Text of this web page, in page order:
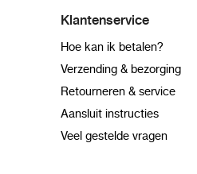
Klantenservice
Hoe kan ik betalen?
Verzending & bezorging
Retourneren & service
Aansluit instructies
Veel gestelde vragen